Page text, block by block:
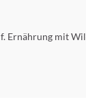
Ernährung mit